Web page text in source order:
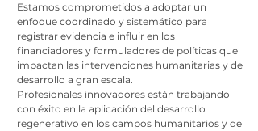
Estamos comprometidos a adoptar un
enfoque coordinado y sistemático para
registrar evidencia e influir en los
financiadores y formuladores de políticas que
impactan las intervenciones humanitarias y de
desarrollo a gran escala.
Profesionales innovadores están trabajando
con éxito en la aplicación del desarrollo
regenerativo en los campos humanitarios y de